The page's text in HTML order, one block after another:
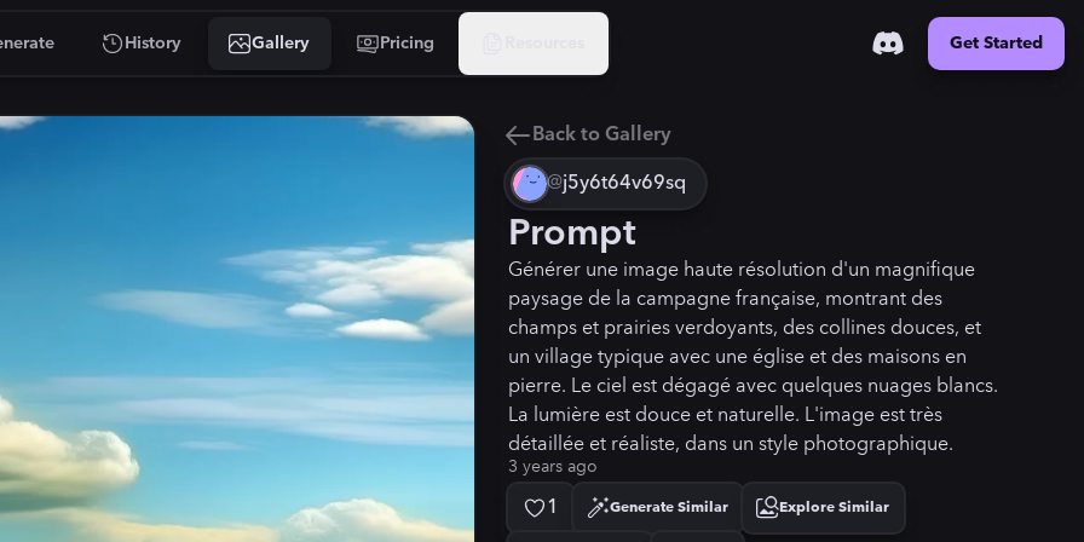
History Gallery Pricing Get Started
Back to Gallery
@j5y6t64v69sq
Prompt
Générer une image haute résolution d'un magnifique
paysage de la campagne française, montrant des
champs et prairies verdoyants, des collines douces, et
un village typique avec une église et des maisons en
pierre. Le ciel est dégagé avec quelques nuages blancs.
La lumière est douce et naturelle. L'image est très
détaillée et réaliste, dans un style photographique.
3 years ago
1 Generate Similar Explore Similar